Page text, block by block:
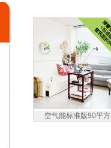
空气能标准版90平方